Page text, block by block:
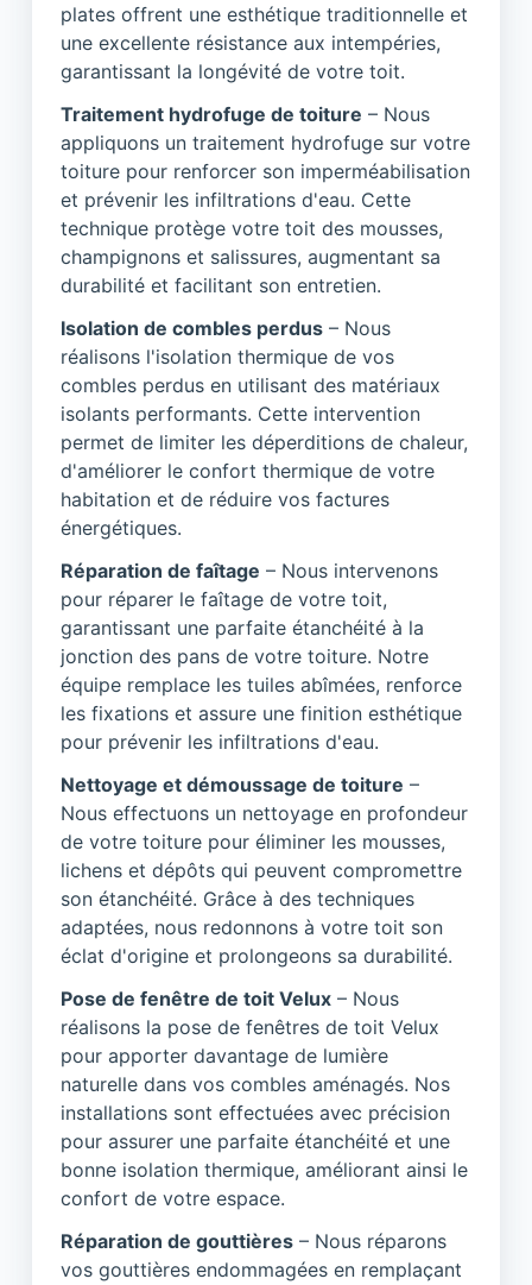
plates offrent une esthétique traditionnelle et
une excellente résistance aux intempéries,
garantissant la longévité de votre toit.
Traitement hydrofuge de toiture – Nous
appliquons un traitement hydrofuge sur votre
toiture pour renforcer son imperméabilisation
et prévenir les infiltrations d'eau. Cette
technique protège votre toit des mousses,
champignons et salissures, augmentant sa
durabilité et facilitant son entretien.
Isolation de combles perdus – Nous
réalisons l'isolation thermique de vos
combles perdus en utilisant des matériaux
isolants performants. Cette intervention
permet de limiter les déperditions de chaleur,
d'améliorer le confort thermique de votre
habitation et de réduire vos factures
énergétiques.
Réparation de faîtage – Nous intervenons
pour réparer le faîtage de votre toit,
garantissant une parfaite étanchéité à la
jonction des pans de votre toiture. Notre
équipe remplace les tuiles abîmées, renforce
les fixations et assure une finition esthétique
pour prévenir les infiltrations d'eau.
Nettoyage et démoussage de toiture –
Nous effectuons un nettoyage en profondeur
de votre toiture pour éliminer les mousses,
lichens et dépôts qui peuvent compromettre
son étanchéité. Grâce à des techniques
adaptées, nous redonnons à votre toit son
éclat d'origine et prolongeons sa durabilité.
Pose de fenêtre de toit Velux – Nous
réalisons la pose de fenêtres de toit Velux
pour apporter davantage de lumière
naturelle dans vos combles aménagés. Nos
installations sont effectuées avec précision
pour assurer une parfaite étanchéité et une
bonne isolation thermique, améliorant ainsi le
confort de votre espace.
Réparation de gouttières – Nous réparons
vos gouttières endommagées en remplaçant